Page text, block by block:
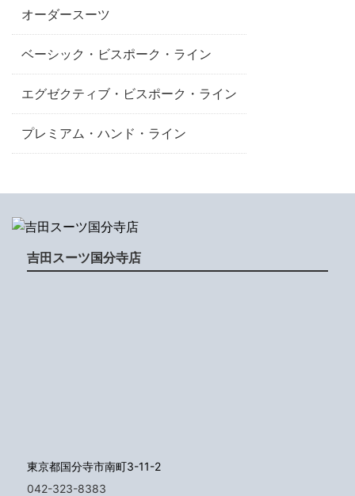
オーダースーツ
ベーシック・ビスポーク・ライン
エグゼクティブ・ビスポーク・ライン
プレミアム・ハンド・ライン
吉田スーツ国分寺店
東京都国分寺市南町3-11-2
042-323-8383